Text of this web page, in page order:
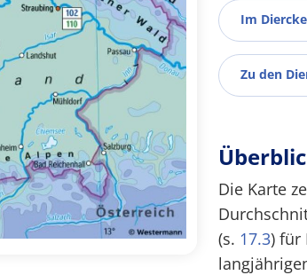
Im
Zu den
Die Karte
(s. 17.3) für